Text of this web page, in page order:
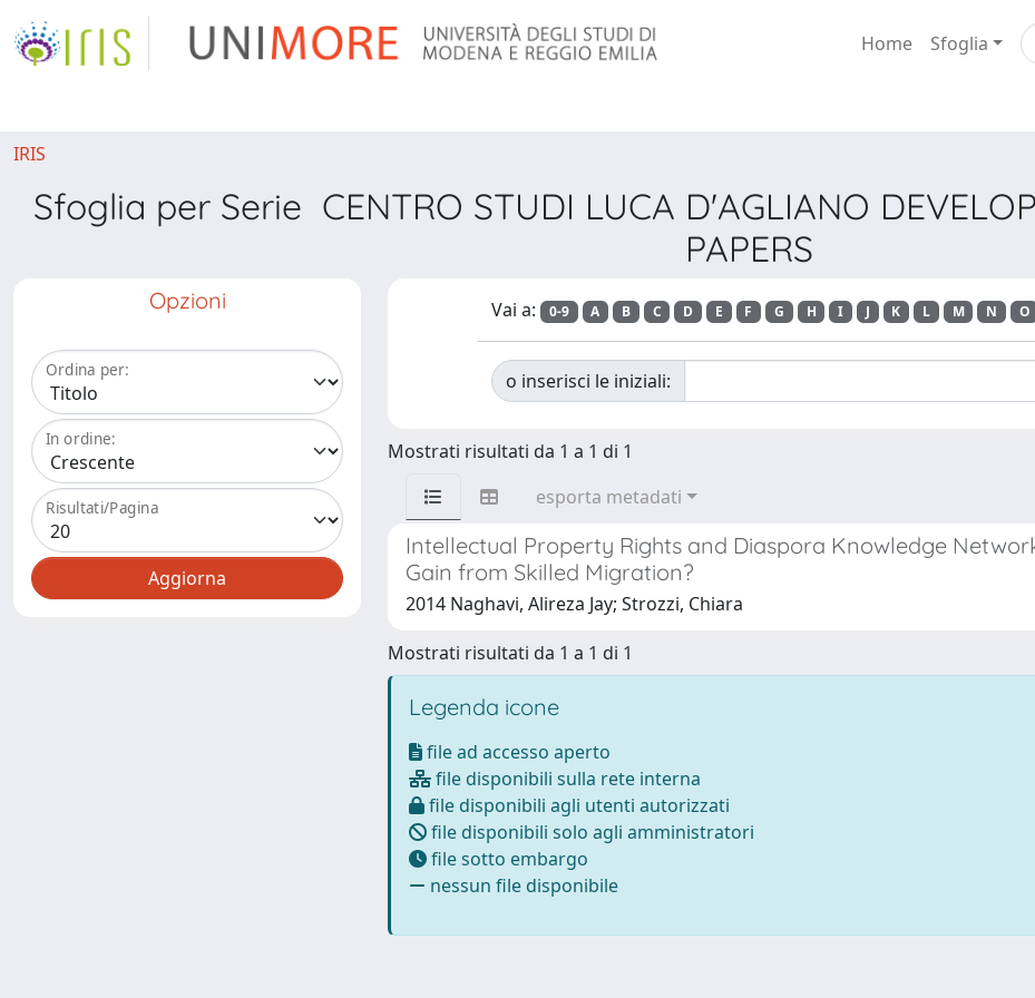
Home Sfoglia
IRIS
Sfoglia per Serie CENTRO STUDI LUCA D'AGLIANO
PAPERS
Opzioni
Ordina per:
In ordine:
Risultati/Pagina
Vai a: 0-9 A B C D E F G H I J K L M N O
o inserisci le iniziali:
Mostrati risultati da 1 a 1 di 1
esporta metadati
Intellectual Property Rights and Diaspora Knowledge
Gain from Skilled Migration?
2014 Naghavi, Alireza Jay; Strozzi, Chiara
Mostrati risultati da 1 a 1 di 1
Legenda icone
file ad accesso aperto
file disponibili sulla rete interna
file disponibili agli utenti autorizzati
file disponibili solo agli amministratori
file sotto embargo
nessun file disponibile